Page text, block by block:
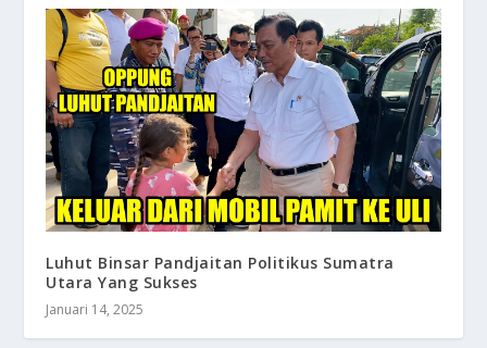
Luhut Binsar Pandjaitan Politikus Sumatra
Utara Yang Sukses
Januari 14, 2025